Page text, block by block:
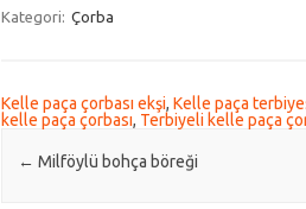
Kategori: Çorba
Kelle paça çorbası ekşi, Kelle paça
kelle paça çorbası, Terbiyeli kelle paça
Post navigation
← Milföylü bohça böreği